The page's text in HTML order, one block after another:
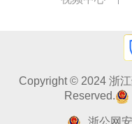
Copyright © 2024 浙
Reserved.
浙公网